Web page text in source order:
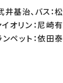
井基治、バス：松
オリン：尼崎有
ペット：依田泰